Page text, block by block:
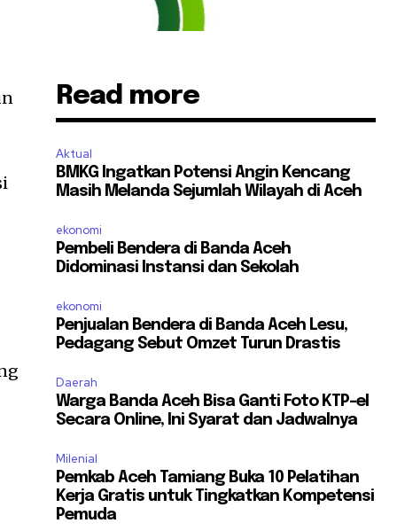
Read more
Aktual
BMKG Ingatkan Potensi Angin Kencang
Masih Melanda Sejumlah Wilayah di Aceh
ekonomi
Pembeli Bendera di Banda Aceh
Didominasi Instansi dan Sekolah
ekonomi
Penjualan Bendera di Banda Aceh Lesu,
Pedagang Sebut Omzet Turun Drastis
Daerah
Warga Banda Aceh Bisa Ganti Foto KTP-el
Secara Online, Ini Syarat dan Jadwalnya
Milenial
Pemkab Aceh Tamiang Buka 10 Pelatihan
Kerja Gratis untuk Tingkatkan Kompetensi
Pemuda